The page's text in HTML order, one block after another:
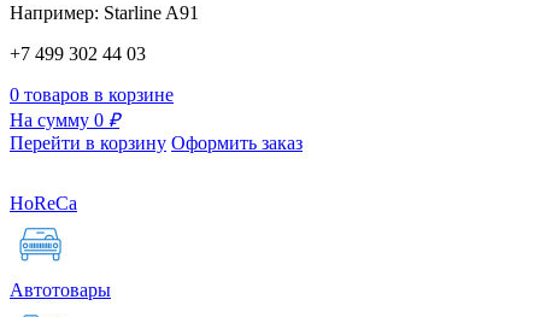
Например: Starline A91
+7 499 302 44 03
0 товаров в корзине
На сумму 0 ₽
Перейти в корзину Оформить заказ
HoReCa
Автотовары